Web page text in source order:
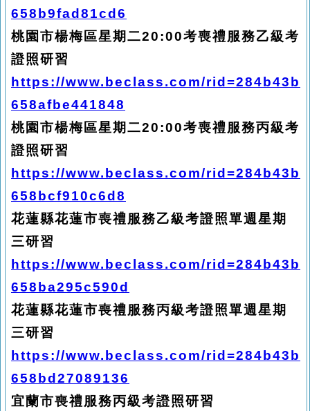
658b9fad81cd6
桃園市楊梅區星期二20:00考喪禮服務乙級考
證照研習
https://www.beclass.com/rid=284b43b
658afbe441848
桃園市楊梅區星期二20:00考喪禮服務丙級考
證照研習
https://www.beclass.com/rid=284b43b
658bcf910c6d8
花蓮縣花蓮市喪禮服務乙級考證照單週星期
三研習
https://www.beclass.com/rid=284b43b
658ba295c590d
花蓮縣花蓮市喪禮服務丙級考證照單週星期
三研習
https://www.beclass.com/rid=284b43b
658bd27089136
宜蘭市喪禮服務丙級考證照研習